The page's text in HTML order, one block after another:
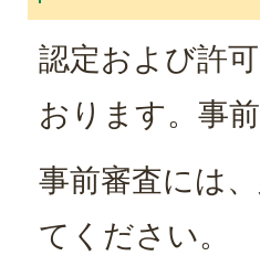
認定および許
おります。事
事前審査には
てください。